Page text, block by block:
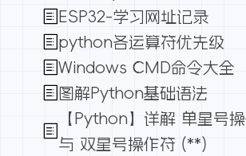
ESP32-学习网址记录
python各运算符优先级
Windows CMD命令大全
图解Python基础语法
【Python】详解 单星号
与 双星号操作符 (**)